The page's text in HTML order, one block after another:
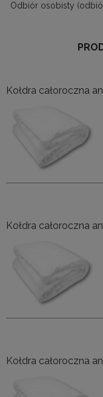
Odbiór osobisty
Kołdra całoroczna
Kołdra całoroczna
Kołdra całoroczna